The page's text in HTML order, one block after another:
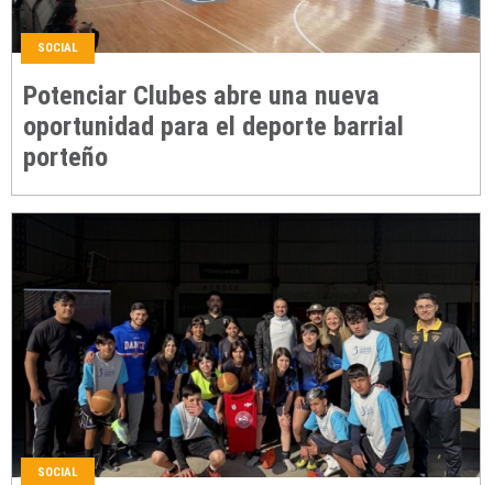
SOCIAL
Potenciar Clubes abre una nueva
oportunidad para el deporte barrial
porteño
SOCIAL